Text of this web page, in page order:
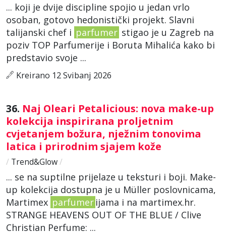
... koji je dvije discipline spojio u jedan vrlo
osoban, gotovo hedonistički projekt. Slavni
talijanski chef i parfumer stigao je u Zagreb na
poziv TOP Parfumerije i Boruta Mihalića kako bi
predstavio svoje ...
Kreirano 12 Svibanj 2026
36. Naj Oleari Petalicious: nova make-up
kolekcija inspirirana proljetnim
cvjetanjem božura, nježnim tonovima
latica i prirodnim sjajem kože
/ Trend&Glow/
... se na suptilne prijelaze u teksturi i boji. Make-
up kolekcija dostupna je u Müller poslovnicama,
Martimex parfumer ijama i na martimex.hr.
STRANGE HEAVENS OUT OF THE BLUE / Clive
Christian Perfume: ...